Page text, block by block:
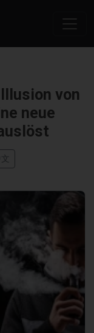
von
neue